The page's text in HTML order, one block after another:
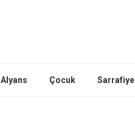
Alyans Çocuk Sarrafiye